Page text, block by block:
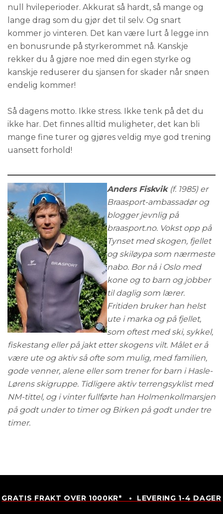
null hvileperioder. Akkurat så hardt, så mange og
lange drag som du gjør det til selv. Og snart
kommer jo vinteren. Det kan være lurt å legge inn
en bonusrunde på styrkerommet nå. Kanskje
rekker du å gjøre noe med din egen styrke og
kanskje reduserer du sjansen for skader når snøen
endelig kommer!
Så dagens motto. Ikke stress. Ikke tenk på det du
ikke har. Det finnes alltid muligheter, det kan bli
mange fine turer og gjøres veldig mye god trening
uansett forhold!
Anders Fiskvik (f. 1985) er
Braasport-ambassadør og
blogger jevnlig på
braasport.no. Vokst opp på
Tynset med skogen, fjellet
og skiløypa som nærmeste
nabo. Bor nå i Oslo med
kone og to barn og jobber
til daglig som lærer.
Fritiden bruker han helst
ute i marka og på fjellet,
som oftest med ski, sykkel,
fiskestang eller på jakt etter skogens vilt. Målet er å
være ute og aktiv så ofte som mulig, med familien,
gode venner, alene eller som trener for barn i Hasle-
Lørens skigruppe. Tidligere aktiv terrengsyklist med
NM-tittel, og i vinter fullførte han Holmenkollmarsjen
på godt under to timer og Birken på godt under tre
timer.
GRATIS FRAKT OVER 1000KR* • LEVERING 1-4 DAGER